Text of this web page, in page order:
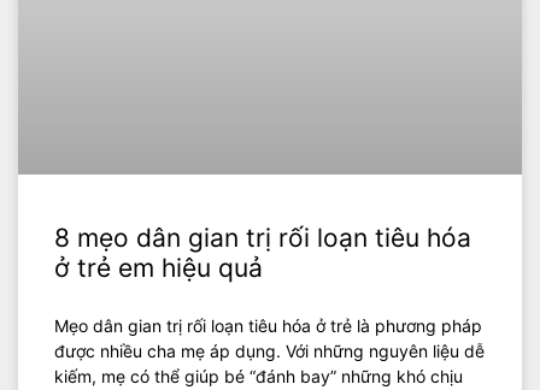
8 mẹo dân gian trị rối loạn tiêu hóa
ở trẻ em hiệu quả
Mẹo dân gian trị rối loạn tiêu hóa ở trẻ là phương pháp
được nhiều cha mẹ áp dụng. Với những nguyên liệu dễ
kiếm, mẹ có thể giúp bé “đánh bay” những khó chịu